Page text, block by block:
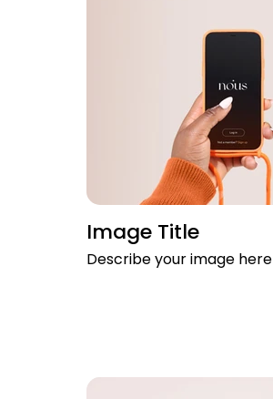
Image Title
Describe your image here